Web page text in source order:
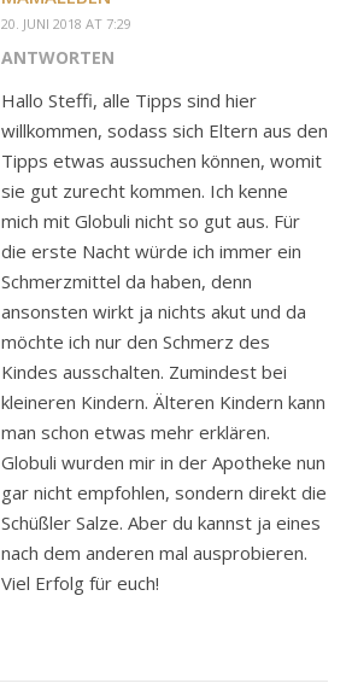
20. JUNI 2018 AT 7:29
ANTWORTEN
Hallo Steffi, alle Tipps sind hier
willkommen, sodass sich Eltern aus den
Tipps etwas aussuchen können, womit
sie gut zurecht kommen. Ich kenne
mich mit Globuli nicht so gut aus. Für
die erste Nacht würde ich immer ein
Schmerzmittel da haben, denn
ansonsten wirkt ja nichts akut und da
möchte ich nur den Schmerz des
Kindes ausschalten. Zumindest bei
kleineren Kindern. Älteren Kindern kann
man schon etwas mehr erklären.
Globuli wurden mir in der Apotheke nun
gar nicht empfohlen, sondern direkt die
Schüßler Salze. Aber du kannst ja eines
nach dem anderen mal ausprobieren.
Viel Erfolg für euch!